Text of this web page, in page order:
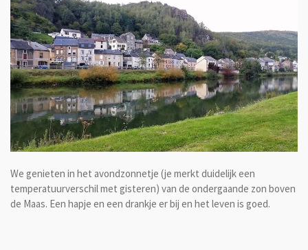
We genieten in het avondzonnetje (je merkt duidelijk een
temperatuurverschil met gisteren) van de ondergaande zon boven
de Maas. Een hapje en een drankje er bij en het leven is goed.